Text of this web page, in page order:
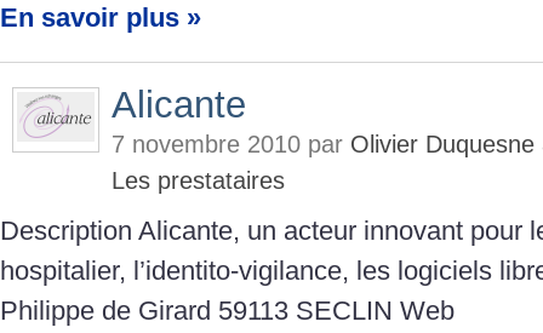
En savoir plus »
Alicante
7 novembre 2010 par Olivier
Les prestataires
Description Alicante, un acteur innovant pour
hospitalier, l’identito-vigilance, les logiciels
Philippe de Girard 59113 SECLIN Web